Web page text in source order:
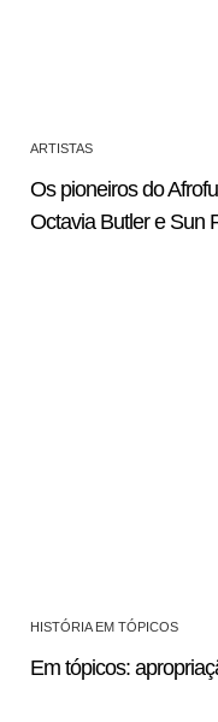
ARTISTAS
Os pioneiros do
Octavia Butler e Sun
HISTÓRIA EM TÓPICOS
Em tópicos: